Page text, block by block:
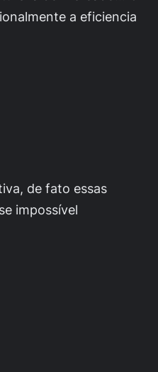
a eficiencia
de fato essas
impossível